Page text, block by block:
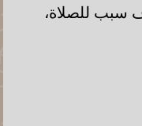
سبب للصلاة،